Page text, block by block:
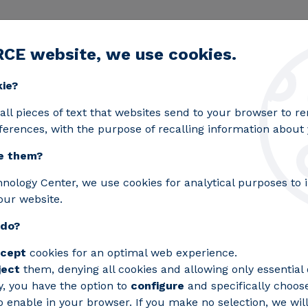
lines
Toggle submenu
Services Laboratories
la industria química sostenible en Europa
para
en Europa
website, we use cookies.
pieces of text that websites send to your browser to
with the purpose of recalling information about
them?
Center, we use cookies for analytical purposes to
website.
cookies for an optimal web experience.
them, denying all cookies and allowing only essential
you have the option to configure and specifically
enable in your browser. If you make no selection, we